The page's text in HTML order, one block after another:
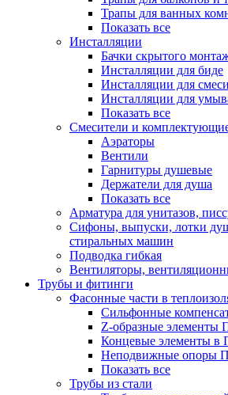
Трапы для ванных
Показать все
Инсталляции
Бачки скрытого
Инсталляции для биде
Инсталляции для
Инсталляции для
Показать все
Смесители и
Аэраторы
Вентили
Гарнитуры душевые
Держатели для душа
Показать все
Арматура для унитазов,
Сифоны, выпуски, лотки
стиральных машин
Подводка гибкая
Вентиляторы,
Трубы и фитинги
Фасонные части в
Cильфонные
Z-образные элементы
Концевые элементы в
Неподвижные опоры
Показать все
Трубы из стали